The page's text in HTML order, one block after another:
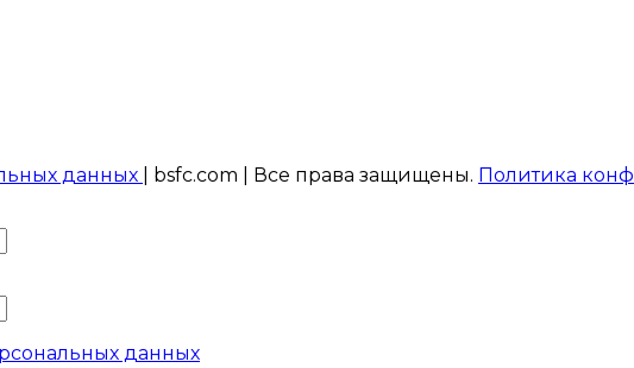
данных | bsfc.com | Все права защищены. Политика
данных